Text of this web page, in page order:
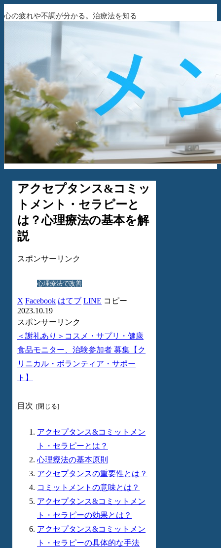
心の疲れや不調が分かる。治療法を知る
アクセプタンス&コミッ
トメント・セラピーと
は？心理療法の基本を解
説
スポンサーリンク
心理療法で改善
X Facebook はてブ LINE コピー
2023.10.19
スポンサーリンク
＜謝礼あり＞コスメ・サプリ・健康
食品モニター、治験参加者 募集【ク
リニカル・ボランティア・サポー
ト】
目次
アクセプタンス&コミットメン
ト・セラピーとは？
心理療法の基本原則
アクセプタンスの重要性とは？
コミットメントの意味とは？
アクセプタンス&コミットメン
ト・セラピーの効果とは？
アクセプタンス&コミットメン
ト・セラピーの具体的な手法